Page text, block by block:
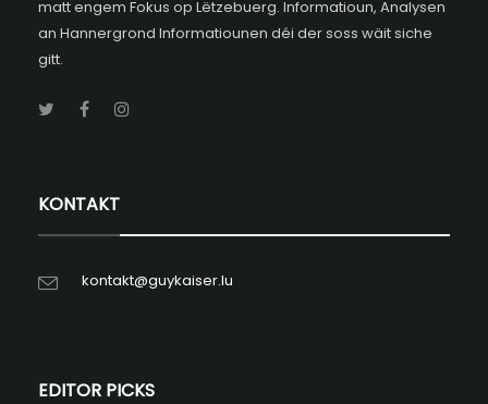
matt engem Fokus op Lëtzebuerg. Informatioun, Analysen
an Hannergrond Informatiounen déi der soss wäit siche
gitt.
KONTAKT
kontakt@guykaiser.lu
EDITOR PICKS